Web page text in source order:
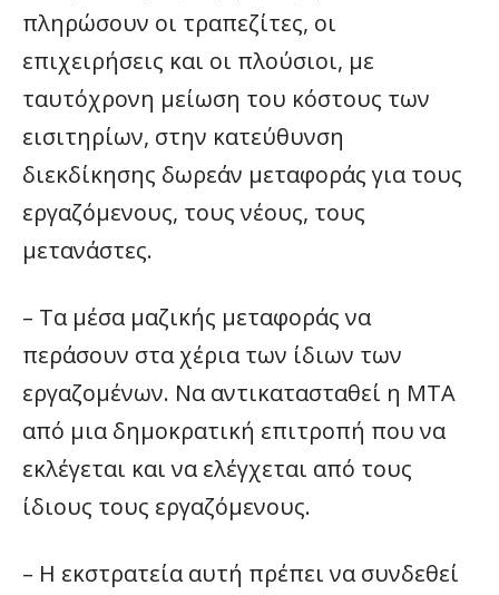
πληρώσουν οι τραπεζίτες, οι
επιχειρήσεις και οι πλούσιοι, με
ταυτόχρονη μείωση του κόστους των
εισιτηρίων, στην κατεύθυνση
διεκδίκησης δωρεάν μεταφοράς για τους
εργαζόμενους, τους νέους, τους
μετανάστες.
– Τα μέσα μαζικής μεταφοράς να
περάσουν στα χέρια των ίδιων των
εργαζομένων. Να αντικατασταθεί η ΜΤΑ
από μια δημοκρατική επιτροπή που να
εκλέγεται και να ελέγχεται από τους
ίδιους τους εργαζόμενους.
– Η εκστρατεία αυτή πρέπει να συνδεθεί